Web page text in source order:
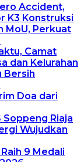
Accident,
K3 Konstruksi
MoU, Perkuat
Camat
dan Kelurahan
Bersih
Doa dari
Soppeng Riaja
Wujudkan
9 Medali